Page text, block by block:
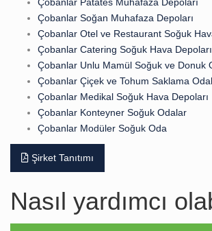
Çobanlar Soğan Muhafaza Depoları
Çobanlar Otel ve Restaurant Soğuk
Çobanlar Catering Soğuk Hava Depoları
Çobanlar Unlu Mamül Soğuk ve Donuk
Çobanlar Çiçek ve Tohum Saklama
Çobanlar Medikal Soğuk Hava Depoları
Çobanlar Konteyner Soğuk Odalar
Çobanlar Modüler Soğuk Oda
Şirket Tanıtımı
Nasıl yardımcı